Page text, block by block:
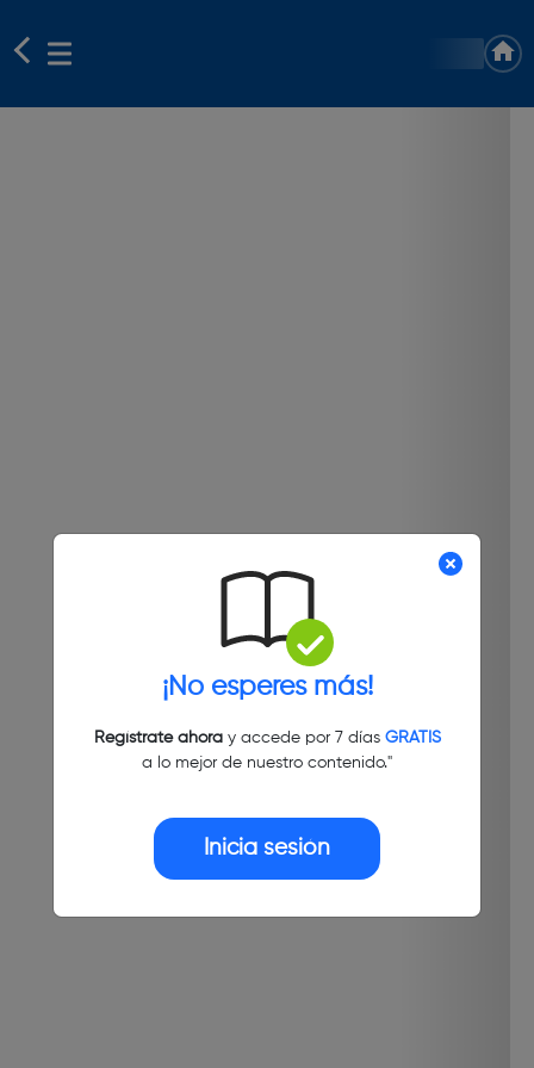
¡No esperes más!
Regístrate ahoray accede por 7 días GRATIS
a lo mejor de nuestro contenido."
Inicia sesión